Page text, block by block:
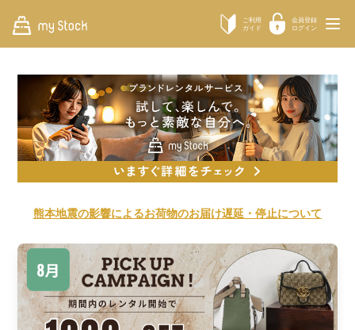
ご利用
ガイド
会員登録
ログイン
熊本地震の影響によるお荷物のお届け遅延・停止について